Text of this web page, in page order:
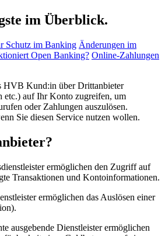
im Überblick.
Schutz im Banking Änderungen im
Open Banking? Online-Zahlungen
HVB Kund:in über Drittanbieter
etc.) auf Ihr Konto zugreifen, um
oder Zahlungen auszulösen.
Sie diesen Service nutzen wollen.
ermöglichen den Zugriff auf
Transaktionen und Kontoinformationen.
ermöglichen das Auslösen einer
ausgebende Dienstleister ermöglichen